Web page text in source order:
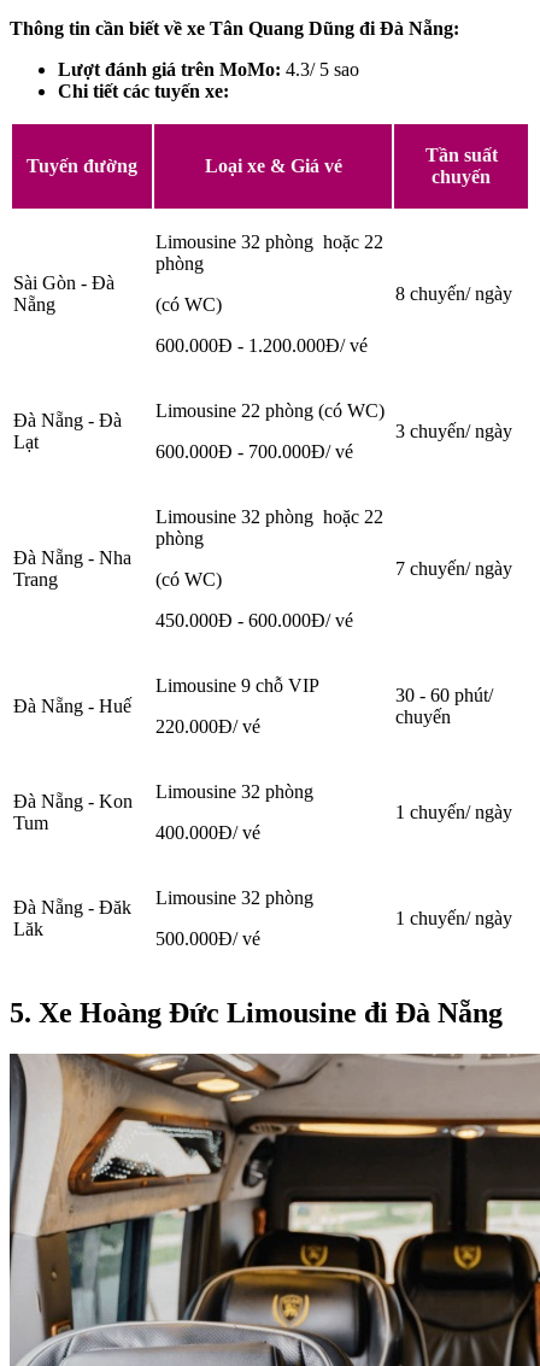
Thông tin cần biết về xe Tân Quang Dũng đi Đà Nẵng:
Lượt đánh giá trên MoMo: 4.3/ 5 sao
Chi tiết các tuyến xe:
Tuyến đường Loại xe & Giá vé
Tần suất
chuyến
Sài Gòn - Đà
Nẵng
Limousine 32 phòng hoặc 22
phòng
(có WC)
600.000Đ - 1.200.000Đ/ vé
8 chuyến/ ngày
Đà Nẵng - Đà
Lạt
Limousine 22 phòng (có WC)
600.000Đ - 700.000Đ/ vé
3 chuyến/ ngày
Đà Nẵng - Nha
Trang
Limousine 32 phòng hoặc 22
phòng
(có WC)
450.000Đ - 600.000Đ/ vé
7 chuyến/ ngày
Đà Nẵng - Huế
Limousine 9 chỗ VIP
220.000Đ/ vé
30 - 60 phút/
chuyến
Đà Nẵng - Kon
Tum
Limousine 32 phòng
400.000Đ/ vé
1 chuyến/ ngày
Đà Nẵng - Đăk
Lăk
Limousine 32 phòng
500.000Đ/ vé
1 chuyến/ ngày
5. Xe Hoàng Đức Limousine đi Đà Nẵng